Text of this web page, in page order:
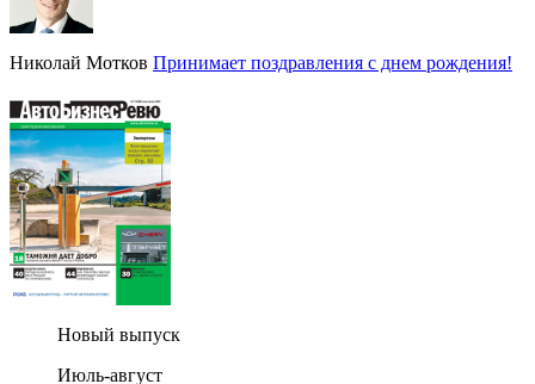
Николай Мотков Принимает поздравления с днем рождения!
Новый выпуск
Июль-август